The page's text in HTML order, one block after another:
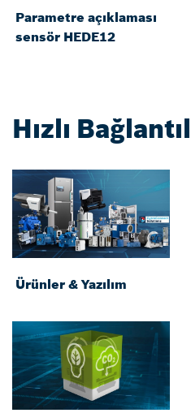
Parametre açıklaması
sensör HEDE12
Hızlı
Ürünler & Yazılım